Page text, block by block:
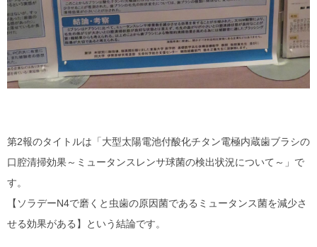
第2報のタイトルは「大型太陽電池付酸化チタン電極内蔵歯ブラシの
口腔清掃効果～ミュータンスレンサ球菌の検出状況について～」で
す。
【ソラデーN4で磨くと虫歯の原因菌であるミュータンス菌を減少さ
せる効果がある】という結論です。